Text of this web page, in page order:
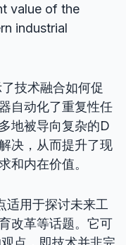
value of the
industrial
技术融合如何促
自动化了重复性任
地被导向复杂的D
决，从而提升了现
和内在价值。
适用于探讨未来工
改革等话题。它可